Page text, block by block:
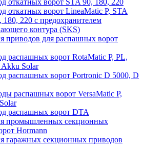
откатных ворот STA 90, 180, 220
откатных ворот LineaMatic P, STA
180, 220 с предохранителем
контура (SKS)
приводов для распашных ворот
распашных ворот RotaMatic P, PL,
Solar
распашных ворот Portronic D 5000, D
распашных ворот VersaMatic P,
распашных ворот DTA
промышленных секционных
Hormann
гаражных секционных приводов